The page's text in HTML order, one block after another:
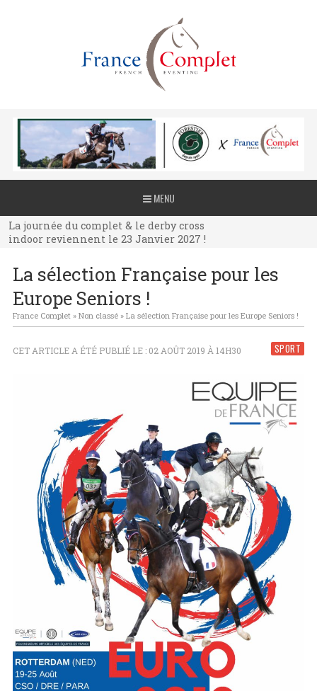
MENU
La journée du complet & le derby cross
indoor reviennent le 23 Janvier 2027 !
La journée du complet & le derby cross
indoor reviennent le 23 Janvier 2027 !
indoor reviennent le 23 Janvier 2027 !
La sélection Française pour les
Europe Seniors !
France Complet» Non classé» La sélection Française pour les Europe Seniors !
SPORT
CET ARTICLE A ÉTÉ PUBLIÉ LE : 02 AOÛT 2019 À 14H30